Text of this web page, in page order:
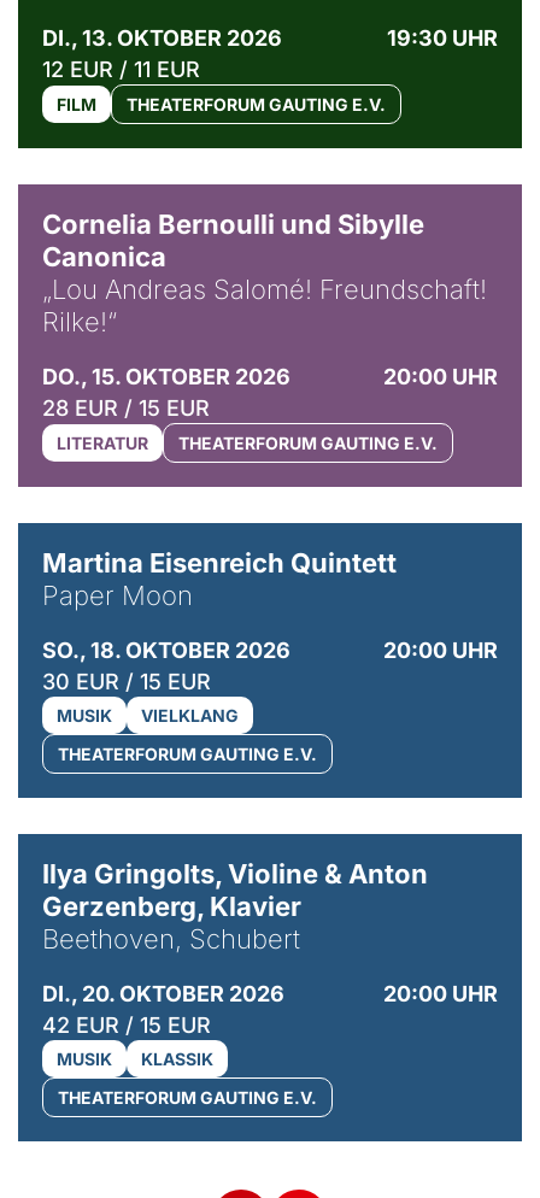
DI., 13. OKTOBER 2026
19:30 UHR
12 EUR / 11 EUR
FILM THEATERFORUM GAUTING E.V.
Cornelia Bernoulli und Sibylle
Canonica
„Lou Andreas Salomé! Freundschaft!
Rilke!“
DO., 15. OKTOBER 2026
20:00 UHR
28 EUR / 15 EUR
LITERATUR THEATERFORUM GAUTING E.V.
Martina Eisenreich Quintett
Paper Moon
SO., 18. OKTOBER 2026
20:00 UHR
30 EUR / 15 EUR
MUSIK
VIELKLANG
THEATERFORUM GAUTING E.V.
Ilya Gringolts, Violine & Anton
Gerzenberg, Klavier
Beethoven, Schubert
DI., 20. OKTOBER 2026
20:00 UHR
42 EUR / 15 EUR
MUSIK
KLASSIK
THEATERFORUM GAUTING E.V.